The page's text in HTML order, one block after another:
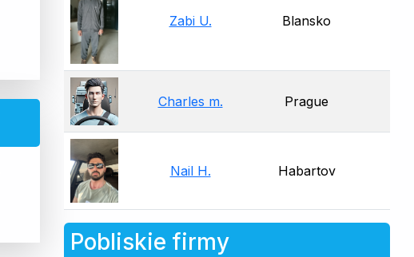
Zabi U. Blansko
Charles m. Prague
Nail H. Habartov
Pobliskie firmy